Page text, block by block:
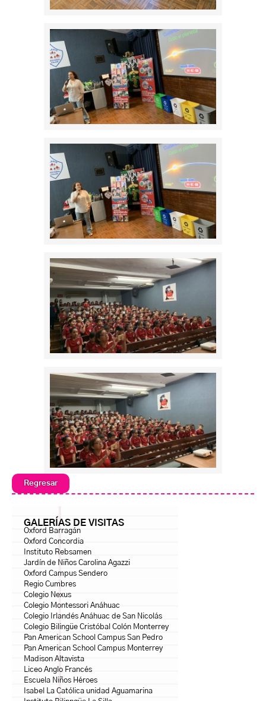
Regresar
GALERÍAS DE VISITAS
Oxford Barragán
Oxford Concordia
Instituto Rebsamen
Jardín de Niños Carolina Agazzi
Oxford Campus Sendero
Regio Cumbres
Colegio Nexus
Colegio Montessori Anáhuac
Colegio Irlandés Anáhuac de San Nicolás
Colegio Bilingüe Cristóbal Colón Monterrey
Pan American School Campus San Pedro
Pan American School Campus Monterrey
Madison Altavista
Liceo Anglo Francés
Escuela Niños Héroes
Isabel La Católica unidad Aguamarina